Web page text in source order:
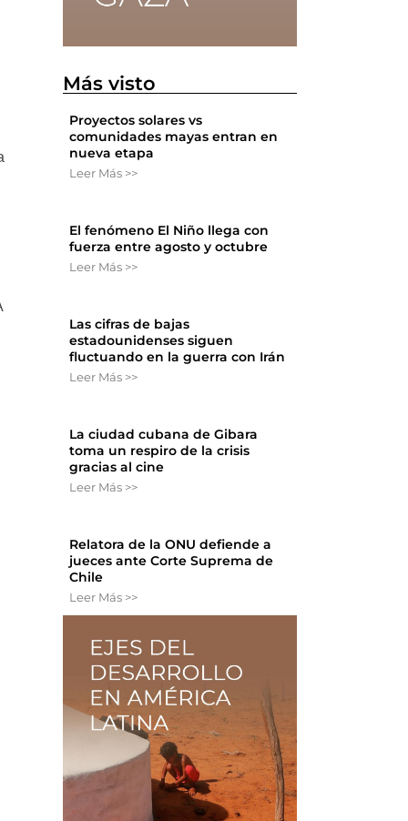
Más visto
Proyectos solares vs
comunidades mayas entran en
nueva etapa
Leer Más >>
El fenómeno El Niño llega con
fuerza entre agosto y octubre
Leer Más >>
Las cifras de bajas
estadounidenses siguen
fluctuando en la guerra con Irán
Leer Más >>
La ciudad cubana de Gibara
toma un respiro de la crisis
gracias al cine
Leer Más >>
Relatora de la ONU defiende a
jueces ante Corte Suprema de
Chile
Leer Más >>